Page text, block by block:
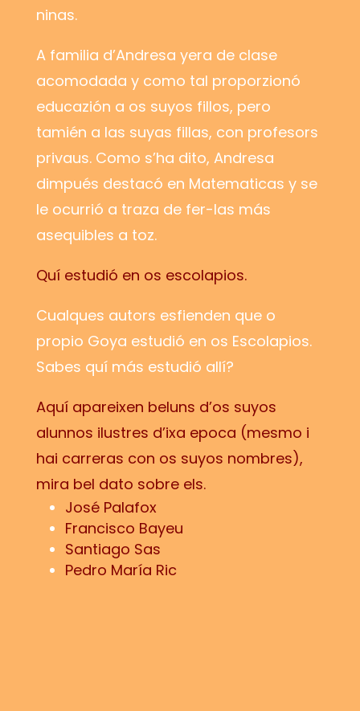
ninas.
A familia d’Andresa yera de clase
acomodada y como tal proporzionó
educazión a os suyos fillos, pero
tamién a las suyas fillas, con profesors
privaus. Como s’ha dito, Andresa
dimpués destacó en Matematicas y se
le ocurrió a traza de fer-las más
asequibles a toz.
Quí estudió en os escolapios.
Cualques autors esfienden que o
propio Goya estudió en os Escolapios.
Sabes quí más estudió allí?
Aquí apareixen beluns d’os suyos
alunnos ilustres d’ixa epoca (mesmo i
hai carreras con os suyos nombres),
mira bel dato sobre els.
José Palafox
Francisco Bayeu
Santiago Sas
Pedro María Ric